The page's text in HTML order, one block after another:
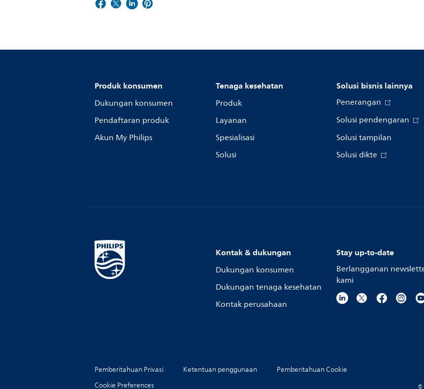
Produk konsumen
Dukungan konsumen
Pendaftaran produk
Akun My Philips
Tenaga kesehatan
Produk
Layanan
Spesialisasi
Solusi
Solusi bisnis lainnya
Penerangan
Solusi pendengaran
Solusi tampilan
Solusi dikte
Kontak & dukungan
Dukungan konsumen
Dukungan tenaga kesehatan
Kontak perusahaan
Stay up-to-date
Berlangganan
kami
Pemberitahuan Privasi Ketentuan penggunaan
Pemberitahuan Cookie
Cookie Preferences
©